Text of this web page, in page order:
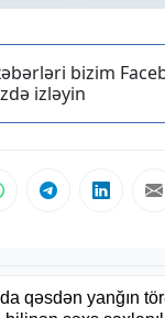
bizim
izləyin